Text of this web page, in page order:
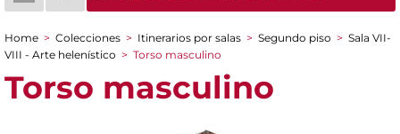
You are here
Home > Colecciones > Itinerarios por salas > Segundo piso > Sala VII-
VIII - Arte helenístico > Torso masculino
Torso masculino